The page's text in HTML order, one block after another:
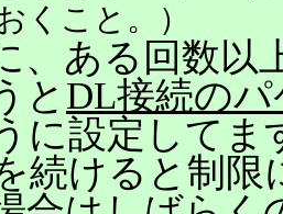
くこと。）
、ある回数以
と DL接続の
に設定してま
続けると制限